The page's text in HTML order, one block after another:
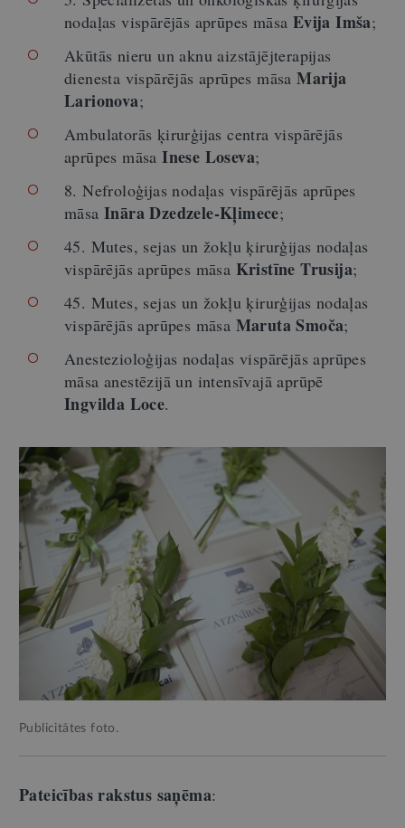
nodaļas vispārējās aprūpes māsa Evija Imša;
Akūtās nieru un aknu aizstājējterapijas
dienesta vispārējās aprūpes māsaMarija
Larionova;
Ambulatorās ķirurģijas centra vispārējās
aprūpes māsaInese Loseva;
8. Nefroloģijas nodaļas vispārējās aprūpes
māsa Ināra Dzedzele-Kļimece;
45. Mutes, sejas un žokļu ķirurģijas nodaļas
vispārējās aprūpes māsa Kristīne Trusija;
45. Mutes, sejas un žokļu ķirurģijas nodaļas
vispārējās aprūpes māsa Maruta Smoča;
Anestezioloģijas nodaļas vispārējās aprūpes
māsa anestēzijā un intensīvajā aprūpē
Ingvilda Loce.
Publicitātes foto.
Pateicības rakstus saņēma: